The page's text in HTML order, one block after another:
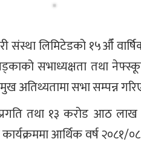
लिमिटेडको १५औँ
सभाध्यक्षता तथा
अतिथ्यतामा सभा सम्पन्न
तथा १३ करोड आठ
आर्थिक वर्ष २०८१/